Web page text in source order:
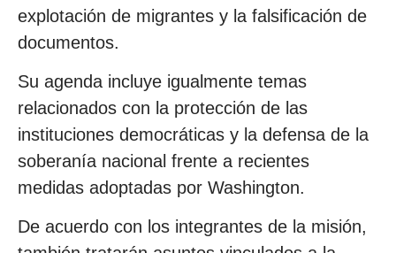
explotación de migrantes y la falsificación de
documentos.
Su agenda incluye igualmente temas
relacionados con la protección de las
instituciones democráticas y la defensa de la
soberanía nacional frente a recientes
medidas adoptadas por Washington.
De acuerdo con los integrantes de la misión,